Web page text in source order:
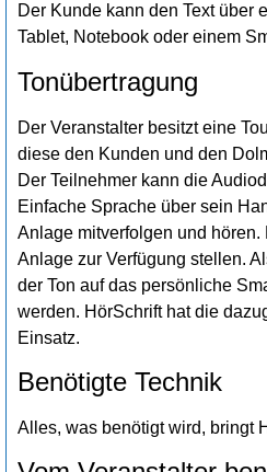
Der Kunde kann den Text über
Tablet, Notebook oder einem
Tonübertragung
Der Veranstalter besitzt eine
diese den Kunden und den
Der Teilnehmer kann die
Einfache Sprache über sein
Anlage mitverfolgen und
Anlage zur Verfügung stellen.
der Ton auf das persönliche
werden. HörSchrift hat die
Einsatz.
Benötigte Technik
Alles, was benötigt wird, bringt